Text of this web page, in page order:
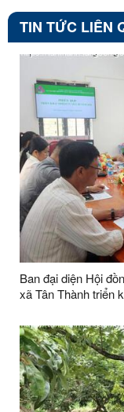
TIN TỨC LIÊN
Ban đại diện Hội
xã Tân Thành triển